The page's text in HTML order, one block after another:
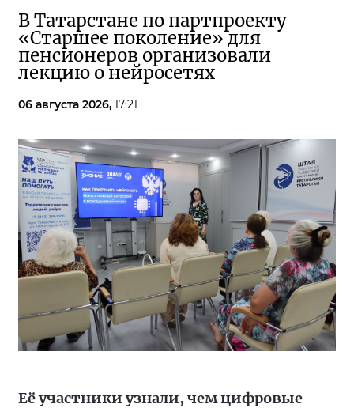
В Татарстане по партпроекту
«Старшее поколение» для
пенсионеров организовали
лекцию о нейросетях
06 августа 2026, 17:21
Её участники узнали, чем цифровые